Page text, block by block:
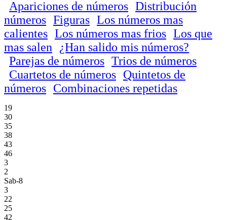
Apariciones de números Distribución
números Figuras Los números mas
calientes Los números mas frios Los que
mas salen
¿Han salido mis números?
Parejas de números Trios de números
Cuartetos de números Quintetos de
números Combinaciones repetidas
19
30
35
38
43
46
3
2
Sab-8
3
22
25
42